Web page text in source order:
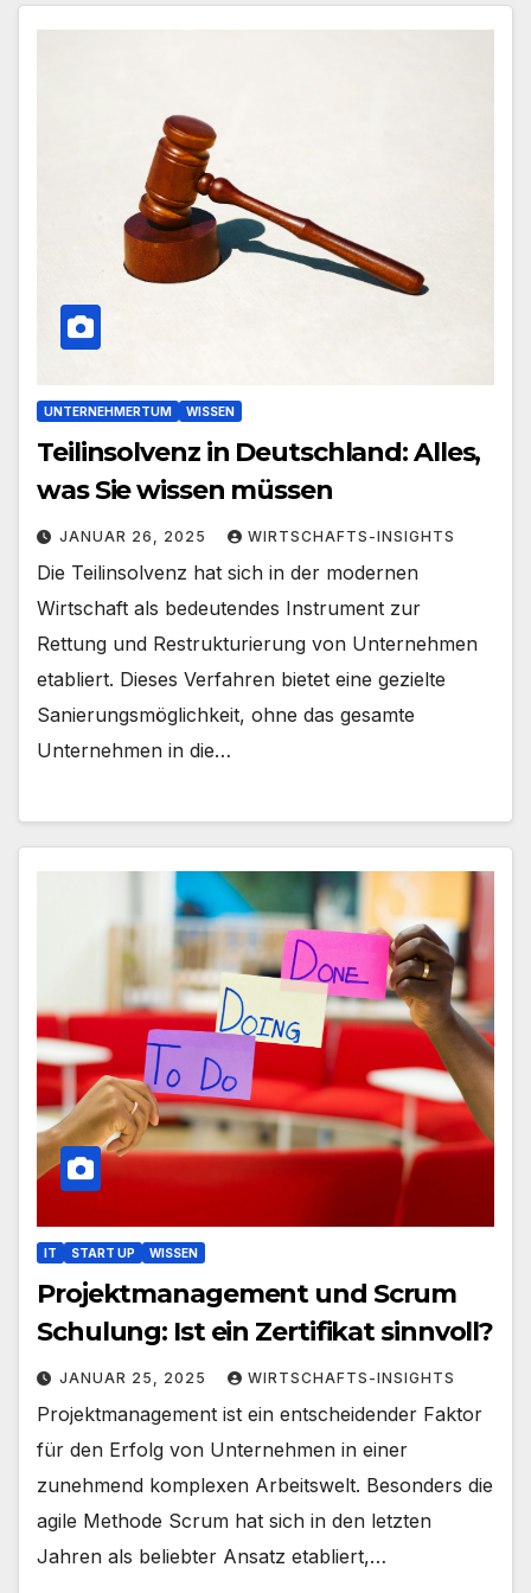
UNTERNEHMERTUM WISSEN
Teilinsolvenz in Deutschland: Alles,
was Sie wissen müssen
JANUAR 26, 2025 WIRTSCHAFTS-INSIGHTS
Die Teilinsolvenz hat sich in der modernen
Wirtschaft als bedeutendes Instrument zur
Rettung und Restrukturierung von Unternehmen
etabliert. Dieses Verfahren bietet eine gezielte
Sanierungsmöglichkeit, ohne das gesamte
Unternehmen in die…
IT START UP WISSEN
Projektmanagement und Scrum
Schulung: Ist ein Zertifikat sinnvoll?
JANUAR 25, 2025 WIRTSCHAFTS-INSIGHTS
Projektmanagement ist ein entscheidender Faktor
für den Erfolg von Unternehmen in einer
zunehmend komplexen Arbeitswelt. Besonders die
agile Methode Scrum hat sich in den letzten
Jahren als beliebter Ansatz etabliert,…